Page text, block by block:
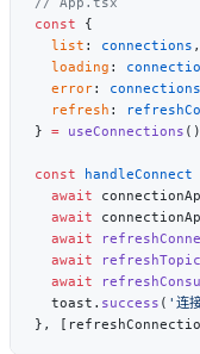
const
  list
: connections
  loading
:
  error
:
  refresh
:
} = useConnections
const handleConnect
  await
  await
  await
  await
  await
  toast.
success ( '连